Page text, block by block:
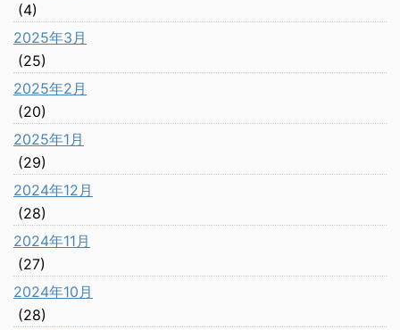
(4)
2025年3月
(25)
2025年2月
(20)
2025年1月
(29)
2024年12月
(28)
2024年11月
(27)
2024年10月
(28)